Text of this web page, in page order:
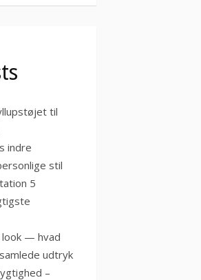
til
indre
stil
5
look — hvad
udtryk
–